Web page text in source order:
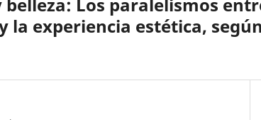
la experiencia estética,